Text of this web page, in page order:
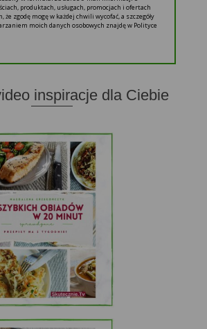
produktach, usługach, promocjach i ofertach
że zgodę mogę w każdej chwili wycofać, a szczegóły
moich danych osobowych znajdę w Polityce
inspiracje dla Ciebie